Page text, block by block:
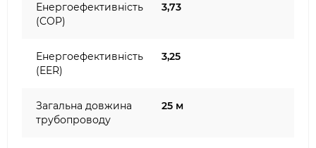
Енергоефективність
(COP)
3,73
Енергоефективність
(EER)
3,25
Загальна довжина
трубопроводу
25 м